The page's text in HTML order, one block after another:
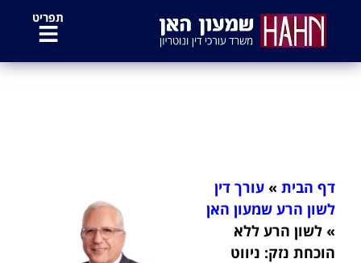
תפריט
דף הבית »עורך דין
לשון הרע שמעון האן
»לשון הרע ללא
הוכחת נזק: ניווט